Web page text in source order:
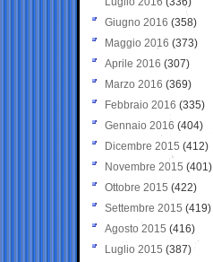
Giugno 2016 (358)
Maggio 2016 (373)
Aprile 2016 (307)
Marzo 2016 (369)
Febbraio 2016 (335)
Gennaio 2016 (404)
Dicembre 2015 (412)
Novembre 2015 (401)
Ottobre 2015 (422)
Settembre 2015 (419)
Agosto 2015 (416)
Luglio 2015 (387)